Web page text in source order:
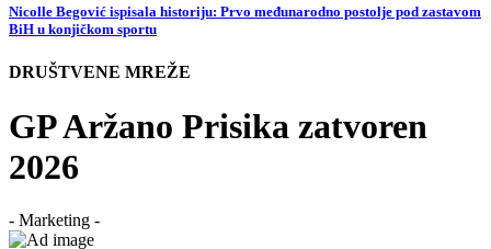
Nicolle Begović ispisala historiju: Prvo međunarodno postolje pod zastavom
BiH u konjičkom sportu
DRUŠTVENE MREŽE
GP Aržano Prisika zatvoren
2026
- Marketing -